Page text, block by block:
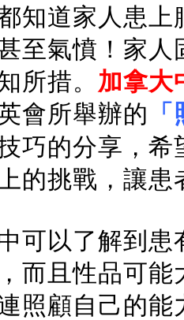
知道家人患
至氣憤！家
所措。 加拿大
會所舉辦的
巧的分享，
的挑戰，讓
可以了解到
而且性品可
照顧自己的